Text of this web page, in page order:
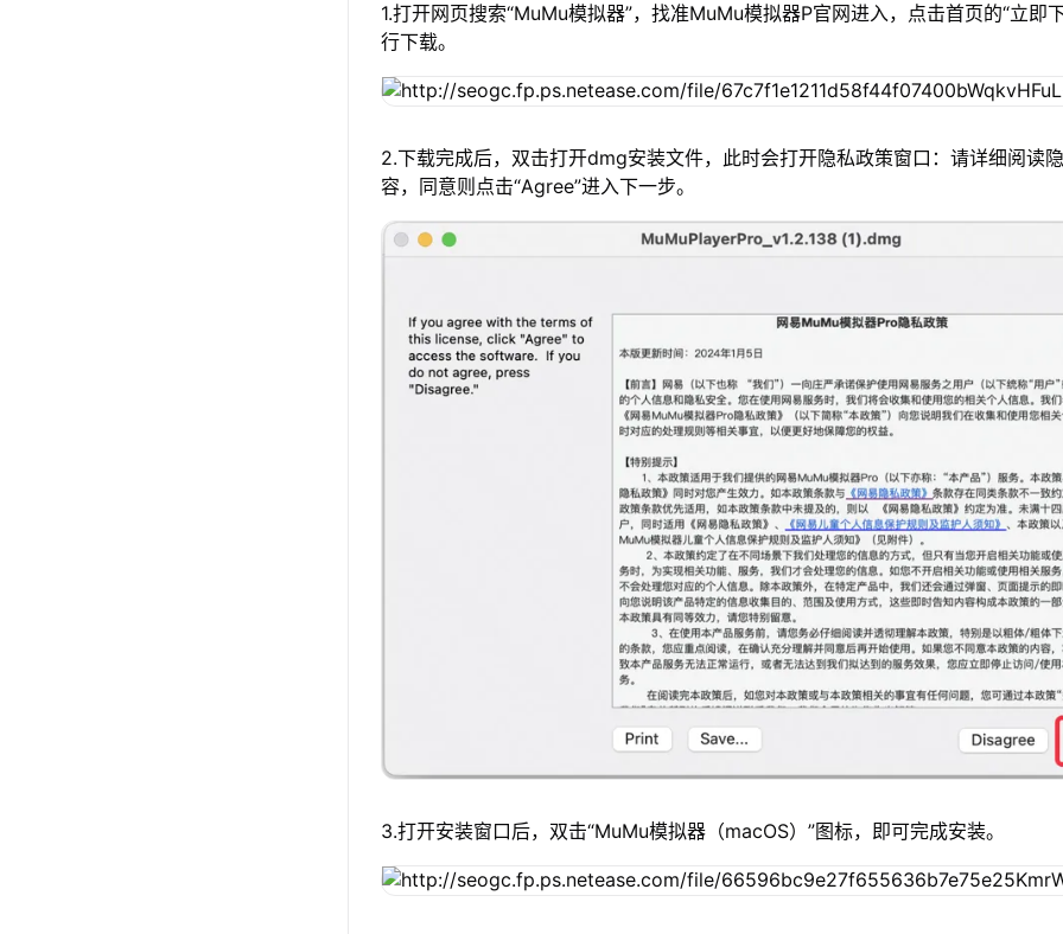
1.打开网页搜索“MuMu模拟器”，找准MuMu模拟器P官网进入，点击首页的“立即
行下载。
2.下载完成后，双击打开dmg安装文件，此时会打开隐私政策窗口：请详细阅读
容，同意则点击“Agree”进入下一步。
3.打开安装窗口后，双击“MuMu模拟器（macOS）”图标，即可完成安装。